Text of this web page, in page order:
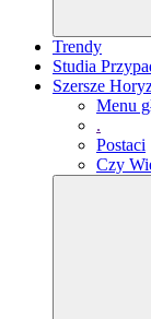
Trendy
Studia
Szersze
Menu
.
Postaci
Czy